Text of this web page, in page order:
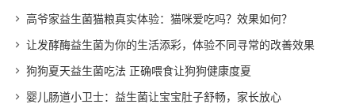
高爷家益生菌猫粮真实体验：猫咪爱吃吗？效果如何？
让发酵酶益生菌为你的生活添彩，体验不同寻常的改善效果
狗狗夏天益生菌吃法 正确喂食让狗狗健康度夏
婴儿肠道小卫士：益生菌让宝宝肚子舒畅，家长放心